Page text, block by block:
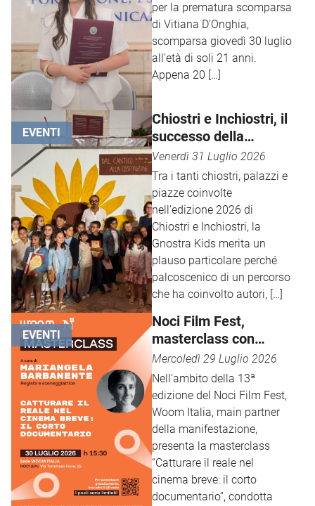
per la prematura scomparsa
di Vitiana D’Onghia,
scomparsa giovedì 30 luglio
all’età di soli 21 anni.
Appena 20 […]
EVENTI
Chiostri e Inchiostri, il
successo della
Gnostra Kids
Venerdì 31 Luglio 2026
Tra i tanti chiostri, palazzi e
piazze coinvolte
nell’edizione 2026 di
Chiostri e Inchiostri, la
Gnostra Kids merita un
plauso particolare perché
palcoscenico di un percorso
che ha coinvolto autori, […]
EVENTI
Noci Film Fest,
masterclass con
Mariangela
Barbanente
Mercoledì 29 Luglio 2026
Nell’ambito della 13ª
edizione del Noci Film Fest,
Woom Italia, main partner
della manifestazione,
presenta la masterclass
“Catturare il reale nel
cinema breve: il corto
documentario”, condotta